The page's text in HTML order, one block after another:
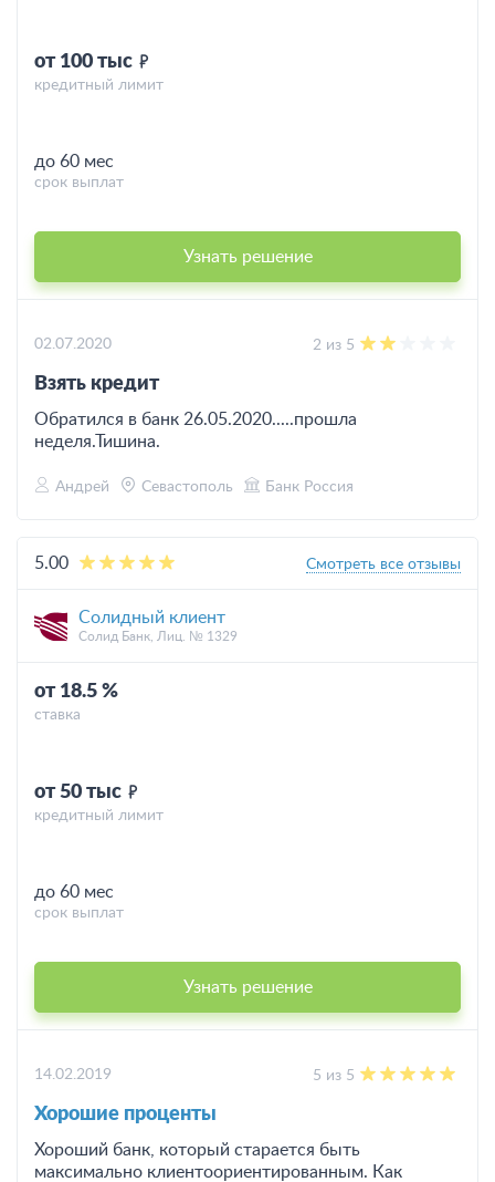
от 100 тыс
кредитный лимит
до 60 мес
срок выплат
Узнать решение
02.07.2020 2 из 5
Взять кредит
Обратился в банк 26.05.2020.....прошла
неделя.Тишина.
Андрей Севастополь Банк Россия
5.00 Смотреть все отзывы
Солидный клиент
Солид Банк, Лиц. № 1329
от 18.5 %
ставка
от 50 тыс
кредитный лимит
до 60 мес
срок выплат
Узнать решение
14.02.2019 5 из 5
Хорошие проценты
Хороший банк, который старается быть
максимально клиентоориентированным. Как